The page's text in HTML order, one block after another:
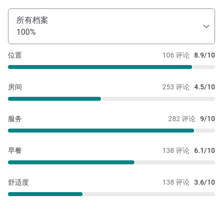
所有档案
100%
106 评论 8.9/10
位置
253 评论 4.5/10
房间
282 评论 9/10
服务
138 评论 6.1/10
早餐
138 评论 3.6/10
舒适度